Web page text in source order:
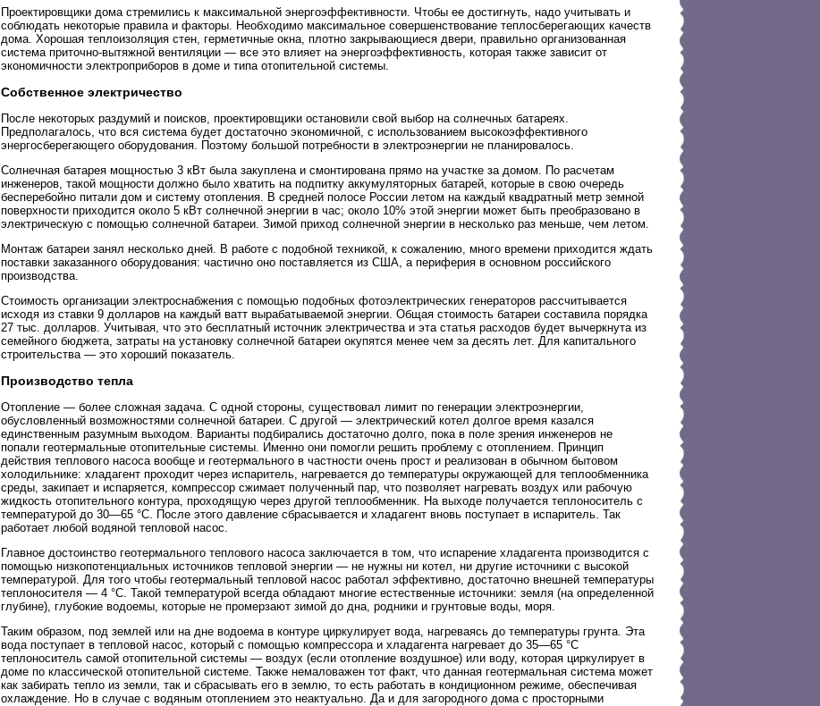
Проектировщики дома стремились к максимальной энергоэффективности. Чтобы ее достигнуть, надо учитывать и
соблюдать некоторые правила и факторы. Необходимо максимальное совершенствование теплосберегающих качеств
дома. Хорошая теплоизоляция стен, герметичные окна, плотно закрывающиеся двери, правильно организованная
система приточно-вытяжной вентиляции — все это влияет на энергоэффективность, которая также зависит от
экономичности электроприборов в доме и типа отопительной системы.
Собственное электричество
После некоторых раздумий и поисков, проектировщики остановили свой выбор на солнечных батареях.
Предполагалось, что вся система будет достаточно экономичной, с использованием высокоэффективного
энергосберегающего оборудования. Поэтому большой потребности в электроэнергии не планировалось.
Солнечная батарея мощностью 3 кВт была закуплена и смонтирована прямо на участке за домом. По расчетам
инженеров, такой мощности должно было хватить на подпитку аккумуляторных батарей, которые в свою очередь
бесперебойно питали дом и систему отопления. В средней полосе России летом на каждый квадратный метр земной
поверхности приходится около 5 кВт солнечной энергии в час; около 10% этой энергии может быть преобразовано в
электрическую с помощью солнечной батареи. Зимой приход солнечной энергии в несколько раз меньше, чем летом.
Монтаж батареи занял несколько дней. В работе с подобной техникой, к сожалению, много времени приходится ждать
поставки заказанного оборудования: частично оно поставляется из США, а периферия в основном российского
производства.
Стоимость организации электроснабжения с помощью подобных фотоэлектрических генераторов рассчитывается
исходя из ставки 9 долларов на каждый ватт вырабатываемой энергии. Общая стоимость батареи составила порядка
27 тыс. долларов. Учитывая, что это бесплатный источник электричества и эта статья расходов будет вычеркнута из
семейного бюджета, затраты на установку солнечной батареи окупятся менее чем за десять лет. Для капитального
строительства — это хороший показатель.
Производство тепла
Отопление — более сложная задача. С одной стороны, существовал лимит по генерации электроэнергии,
обусловленный возможностями солнечной батареи. С другой — электрический котел долгое время казался
единственным разумным выходом. Варианты подбирались достаточно долго, пока в поле зрения инженеров не
попали геотермальные отопительные системы. Именно они помогли решить проблему с отоплением. Принцип
действия теплового насоса вообще и геотермального в частности очень прост и реализован в обычном бытовом
холодильнике: хладагент проходит через испаритель, нагревается до температуры окружающей для теплообменника
среды, закипает и испаряется, компрессор сжимает полученный пар, что позволяет нагревать воздух или рабочую
жидкость отопительного контура, проходящую через другой теплообменник. На выходе получается теплоноситель с
температурой до 30—65 °С. После этого давление сбрасывается и хладагент вновь поступает в испаритель. Так
работает любой водяной тепловой насос.
Главное достоинство геотермального теплового насоса заключается в том, что испарение хладагента производится с
помощью низкопотенциальных источников тепловой энергии — не нужны ни котел, ни другие источники с высокой
температурой. Для того чтобы геотермальный тепловой насос работал эффективно, достаточно внешней температуры
теплоносителя — 4 °С. Такой температурой всегда обладают многие естественные источники: земля (на определенной
глубине), глубокие водоемы, которые не промерзают зимой до дна, родники и грунтовые воды, моря.
Таким образом, под землей или на дне водоема в контуре циркулирует вода, нагреваясь до температуры грунта. Эта
вода поступает в тепловой насос, который с помощью компрессора и хладагента нагревает до 35—65 °С
теплоноситель самой отопительной системы — воздух (если отопление воздушное) или воду, которая циркулирует в
доме по классической отопительной системе. Также немаловажен тот факт, что данная геотермальная система может
как забирать тепло из земли, так и сбрасывать его в землю, то есть работать в кондиционном режиме, обеспечивая
охлаждение. Но в случае с водяным отоплением это неактуально. Да и для загородного дома с просторными